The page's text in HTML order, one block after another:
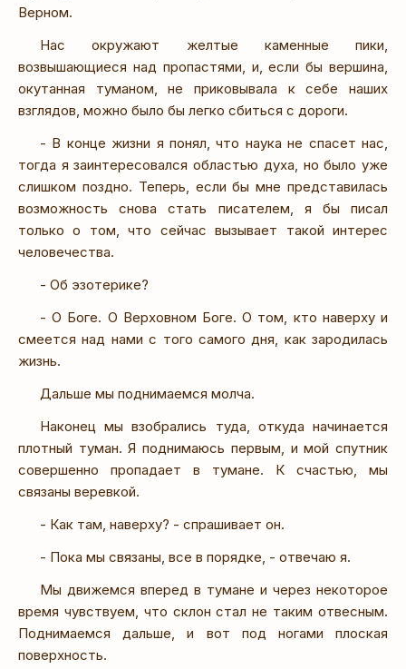
Верном.
Нас окружают желтые каменные пики,
возвышающиеся над пропастями, и, если бы вершина,
окутанная туманом, не приковывала к себе наших
взглядов, можно было бы легко сбиться с дороги.
- В конце жизни я понял, что наука не спасет нас,
тогда я заинтересовался областью духа, но было уже
слишком поздно. Теперь, если бы мне представилась
возможность снова стать писателем, я бы писал
только о том, что сейчас вызывает такой интерес
человечества.
- Об эзотерике?
- О Боге. О Верховном Боге. О том, кто наверху и
смеется над нами с того самого дня, как зародилась
жизнь.
Дальше мы поднимаемся молча.
Наконец мы взобрались туда, откуда начинается
плотный туман. Я поднимаюсь первым, и мой спутник
совершенно пропадает в тумане. К счастью, мы
связаны веревкой.
- Как там, наверху? - спрашивает он.
- Пока мы связаны, все в порядке, - отвечаю я.
Мы движемся вперед в тумане и через некоторое
время чувствуем, что склон стал не таким отвесным.
Поднимаемся дальше, и вот под ногами плоская
поверхность.